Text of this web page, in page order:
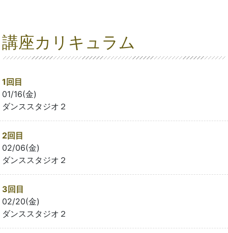
講座カリキュラム
1回目
01/16(金)
ダンススタジオ２
2回目
02/06(金)
ダンススタジオ２
3回目
02/20(金)
ダンススタジオ２